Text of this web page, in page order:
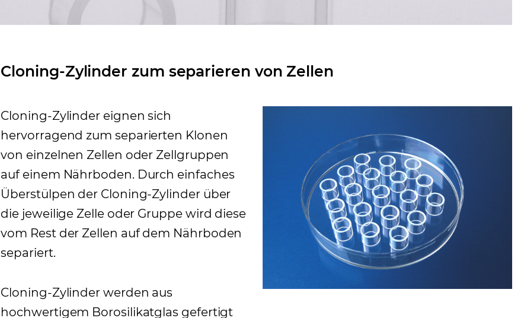
Cloning-Zylinder zum separieren von Zellen
Cloning-Zylinder eignen sich
hervorragend zum separierten Klonen
von einzelnen Zellen oder Zellgruppen
auf einem Nährboden. Durch einfaches
Überstülpen der Cloning-Zylinder über
die jeweilige Zelle oder Gruppe wird diese
vom Rest der Zellen auf dem Nährboden
separiert.
Cloning-Zylinder werden aus
hochwertigem Borosilikatglas gefertigt